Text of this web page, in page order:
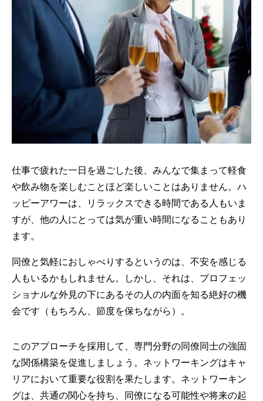
仕事で疲れた一日を過ごした後、みんなで集まって軽食
や飲み物を楽しむことほど楽しいことはありません。ハ
ッピーアワーは、リラックスできる時間である人もいま
すが、他の人にとっては気が重い時間になることもあり
ます。
同僚と気軽におしゃべりするというのは、不安を感じる
人もいるかもしれません。しかし、それは、プロフェッ
ショナルな外見の下にあるその人の内面を知る絶好の機
会です（もちろん、節度を保ちながら）。
このアプローチを採用して、専門分野の同僚同士の強固
な関係構築を促進しましょう。ネットワーキングはキャ
リアにおいて重要な役割を果たします。ネットワーキン
グは、共通の関心を持ち、同僚になる可能性や将来の起